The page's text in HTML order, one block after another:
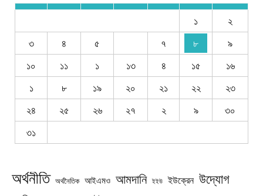
১
২
৩
৪ ৫ ৭ ৮
৯
১০
১১ ১ ১৩ ৪ ১৫
১৬
১
৮ ১৯ ২০ ২১ ২২
২৩
২৪
২৫ ২৬ ২৭ ২ ৯
৩০
৩১
অর্থনীতি অর্থনৈতিক আইএমও আমদানি ইইউ ইউক্রেন উদ্যোগ